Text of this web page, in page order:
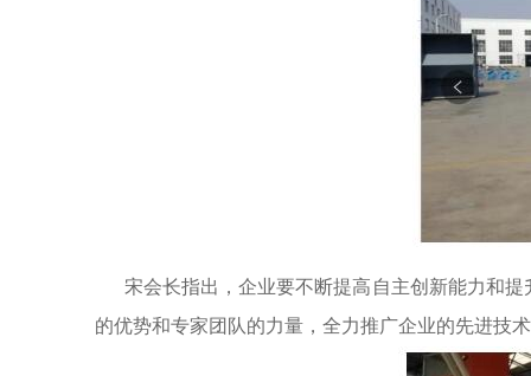
宋会长指出，企业要不断提高自主创新能力和提
的优势和专家团队的力量，全力推广企业的先进技